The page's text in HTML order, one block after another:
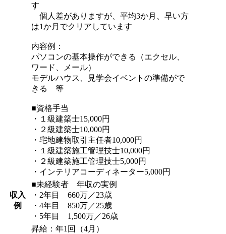
す
個人差がありますが、平均3か月、早い方
は1か月でクリアしています
内容例：
パソコンの基本操作ができる（エクセル、
ワード、メール）
モデルハウス、見学会イベントの準備がで
きる 等
■資格手当
・１級建築士15,000円
・２級建築士10,000円
・宅地建物取引主任者10,000円
・１級建築施工管理技士10,000円
・２級建築施工管理技士5,000円
・インテリアコーディネーター5,000円
収入
例
■未経験者 年収の実例
・2年目 660万／23歳
・4年目 850万／25歳
・5年目 1,500万／26歳
昇給：年1回（4月）